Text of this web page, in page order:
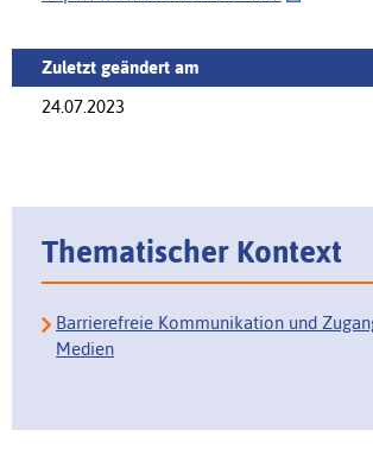
Zuletzt geändert am
24.07.2023
Thematischer Kontext
Barrierefreie Kommunikation und
Medien